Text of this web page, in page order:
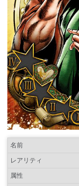
名前
レアリティ
属性